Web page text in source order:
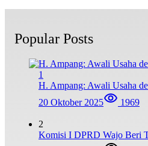
Popular Posts
1
H. Ampang: Awali Usaha
20 Oktober 2025
1969
2
Komisi I DPRD Wajo Beri